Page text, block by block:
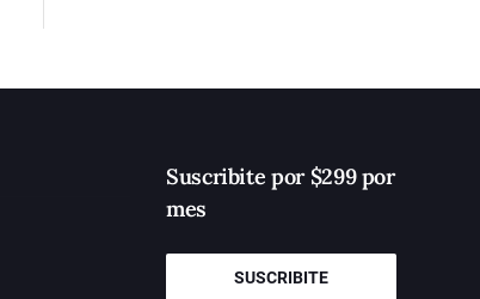
Suscribite por $299 por
mes
SUSCRIBITE